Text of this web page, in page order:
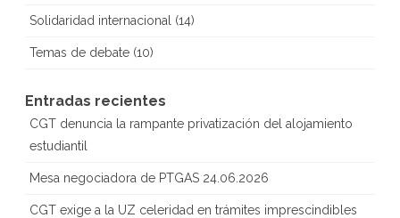
Solidaridad internacional (14)
Temas de debate (10)
Entradas recientes
CGT denuncia la rampante privatización del alojamiento
estudiantil
Mesa negociadora de PTGAS 24.06.2026
CGT exige a la UZ celeridad en trámites imprescindibles